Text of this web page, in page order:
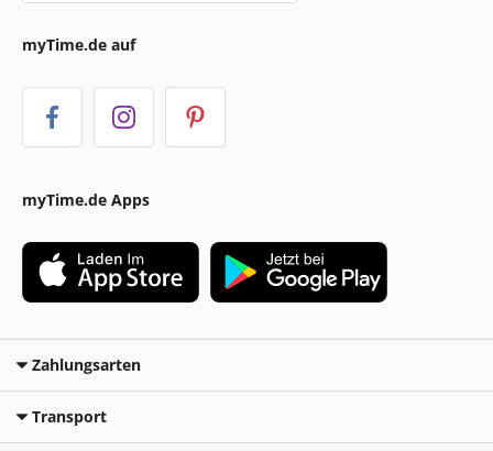
myTime.de auf
myTime.de Apps
Zahlungsarten
Transport